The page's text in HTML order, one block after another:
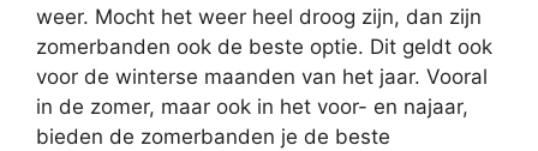
weer. Mocht het weer heel droog zijn, dan zijn
zomerbanden ook de beste optie. Dit geldt ook
voor de winterse maanden van het jaar. Vooral
in de zomer, maar ook in het voor- en najaar,
bieden de zomerbanden je de beste